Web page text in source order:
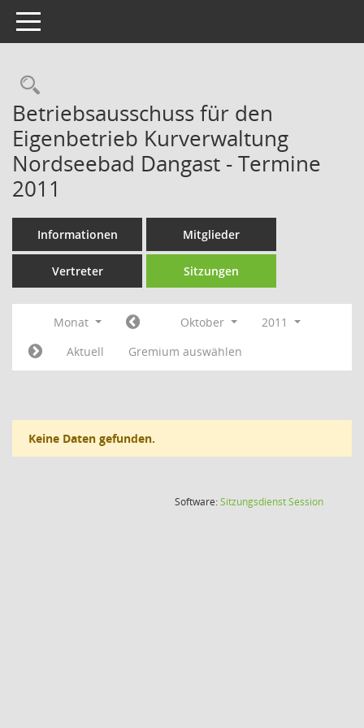
Toggle navigation
Rechercheauswahl
Betriebsausschuss für den
Eigenbetrieb Kurverwaltung
Nordseebad Dangast - Termine
2011
Informationen Mitglieder
Vertreter Sitzungen
Monat Oktober
2011
Aktuell
Gremium auswählen
Keine Daten gefunden.
Software:SitzungsdienstSession(Wird in